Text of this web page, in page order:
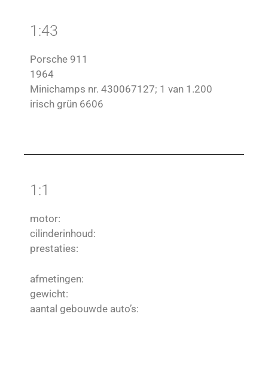
1:43
Porsche 911
1964
Minichamps nr. 430067127; 1 van 1.200
irisch grün 6606
1:1
motor:
cilinderinhoud:
prestaties:
afmetingen:
gewicht:
aantal gebouwde auto’s: